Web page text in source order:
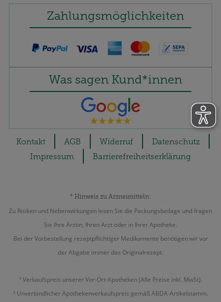
Zahlungsmöglichkeiten
Was sagen Kund*innen
Kontakt AGB Widerruf
Datenschutz
Impressum
Barrierefreiheitserklärung
* Hinweis zu Arzneimitteln:
Zu Risiken und Nebenwirkungen lesen Sie die Packungsbeilage und fragen
Sie Ihre Ärztin, Ihren Arzt oder in Ihrer Apotheke.
Bei der Vorbestellung rezeptpflichtiger Medikamente benötigen wir vor
der Abgabe immer das Originalrezept.
¹ Verkaufspreis unserer Vor-Ort-Apotheken (Alle Preise inkl. MwSt).
² Unverbindlicher Apothekenverkaufspreis gemäß ABDA-Artikelstamm.